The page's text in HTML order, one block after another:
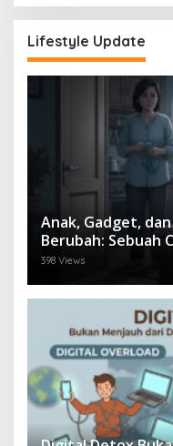
Lifestyle Update
Anak, Gadget,
Berubah: Sebuah
yang Sunyi
398 Views